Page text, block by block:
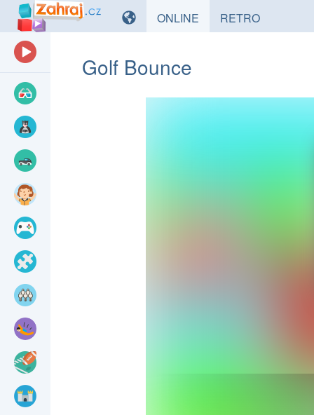
ONLINE HRYRETROHRY
Golf Bounce